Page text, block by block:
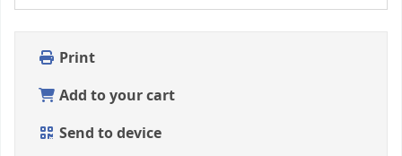
Print
Add to your cart
Send to device